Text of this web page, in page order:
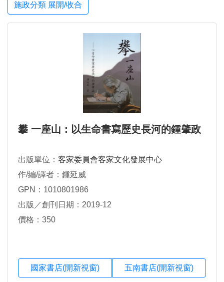
施政分類 展開/收合
攀 一座山：以生命書寫歷史長河的鍾肇政
出版單位： 客家委員會客家文化發展中心
作/編/譯者：鍾延威
GPN：1010801986
出版／創刊日期：2019-12
價格：350
國家書店(開新視窗) 五南書店(開新視窗)